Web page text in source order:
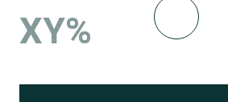
XY%